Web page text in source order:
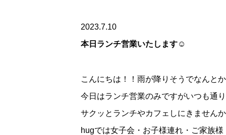
2023.7.10
本日ランチ営業いたします☺
こんにちは！！雨が降りそうでなんと
今日はランチ営業のみですがいつも通
サクッとランチやカフェしにきません
hugでは女子会・お子様連れ・ご家族